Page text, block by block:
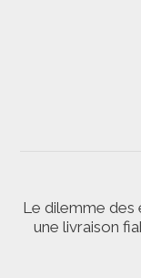
de
Le dilemme
une livraison